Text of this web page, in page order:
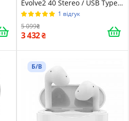
Evolve2 40 Stereo / USB Type-
C / Чорні
1 відгук
5 099
3 432
Б/В